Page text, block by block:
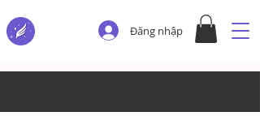
Đăng nhập